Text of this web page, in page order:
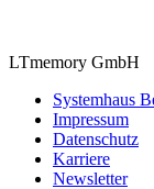
LTmemory GmbH
Systemhaus
Impressum
Datenschutz
Karriere
Newsletter